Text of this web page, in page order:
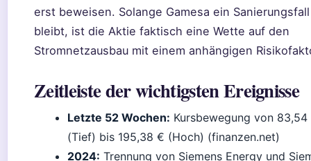
erst beweisen. Solange Gamesa ein Sanierungsfall
bleibt, ist die Aktie faktisch eine Wette auf den
Stromnetzausbau mit einem anhängigen
Zeitleiste der wichtigsten Ereignisse
Letzte 52 Wochen: Kursbewegung von
(Tief) bis 195,38 € (Hoch) (finanzen.net)
2024: Trennung von Siemens Energy und